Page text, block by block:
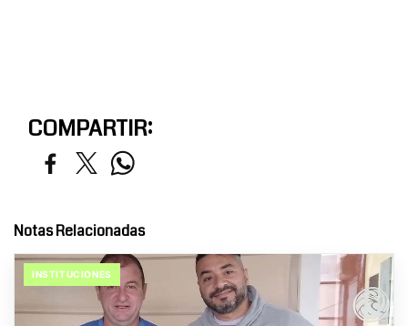
COMPARTIR:
Notas Relacionadas
INSTITUCIONES